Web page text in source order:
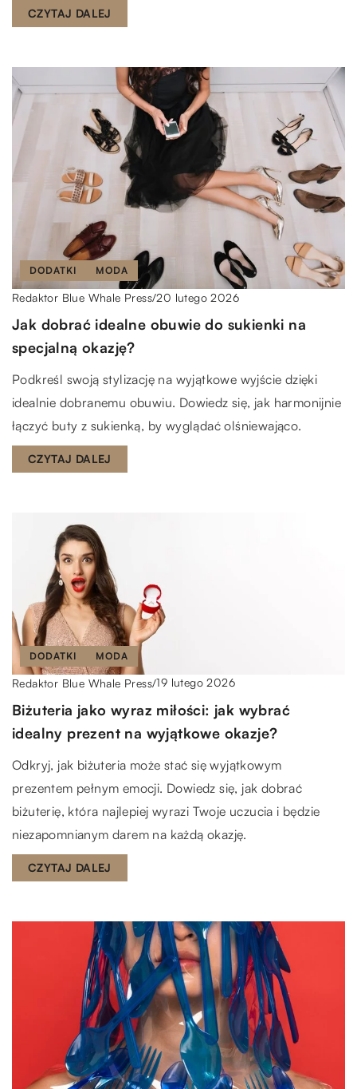
CZYTAJ DALEJ
DODATKI MODA
Redaktor Blue Whale Press/20 lutego 2026
Jak dobrać idealne obuwie do sukienki na
specjalną okazję?
Podkreśl swoją stylizację na wyjątkowe wyjście dzięki
idealnie dobranemu obuwiu. Dowiedz się, jak harmonijnie
łączyć buty z sukienką, by wyglądać olśniewająco.
CZYTAJ DALEJ
DODATKI MODA
Redaktor Blue Whale Press/19 lutego 2026
Biżuteria jako wyraz miłości: jak wybrać
idealny prezent na wyjątkowe okazje?
Odkryj, jak biżuteria może stać się wyjątkowym
prezentem pełnym emocji. Dowiedz się, jak dobrać
biżuterię, która najlepiej wyrazi Twoje uczucia i będzie
niezapomnianym darem na każdą okazję.
CZYTAJ DALEJ